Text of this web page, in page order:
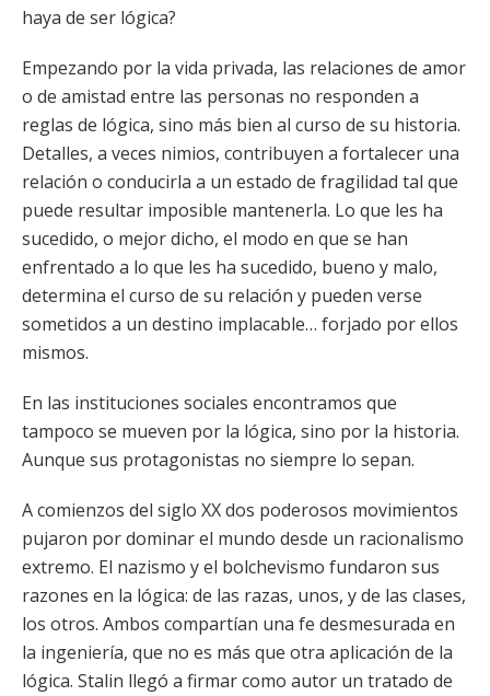
haya de ser lógica?
Empezando por la vida privada, las relaciones de amor
o de amistad entre las personas no responden a
reglas de lógica, sino más bien al curso de su historia.
Detalles, a veces nimios, contribuyen a fortalecer una
relación o conducirla a un estado de fragilidad tal que
puede resultar imposible mantenerla. Lo que les ha
sucedido, o mejor dicho, el modo en que se han
enfrentado a lo que les ha sucedido, bueno y malo,
determina el curso de su relación y pueden verse
sometidos a un destino implacable… forjado por ellos
mismos.
En las instituciones sociales encontramos que
tampoco se mueven por la lógica, sino por la historia.
Aunque sus protagonistas no siempre lo sepan.
A comienzos del siglo XX dos poderosos movimientos
pujaron por dominar el mundo desde un racionalismo
extremo. El nazismo y el bolchevismo fundaron sus
razones en la lógica: de las razas, unos, y de las clases,
los otros. Ambos compartían una fe desmesurada en
la ingeniería, que no es más que otra aplicación de la
lógica. Stalin llegó a firmar como autor un tratado de